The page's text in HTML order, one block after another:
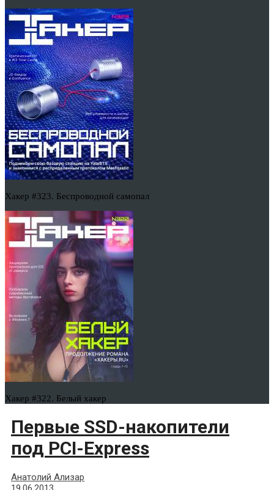
Хакер #323. Беспроводной самопал
Хакер #322. Белый хакер
Первые SSD-накопители
под PCI-Express
Анатолий Ализар